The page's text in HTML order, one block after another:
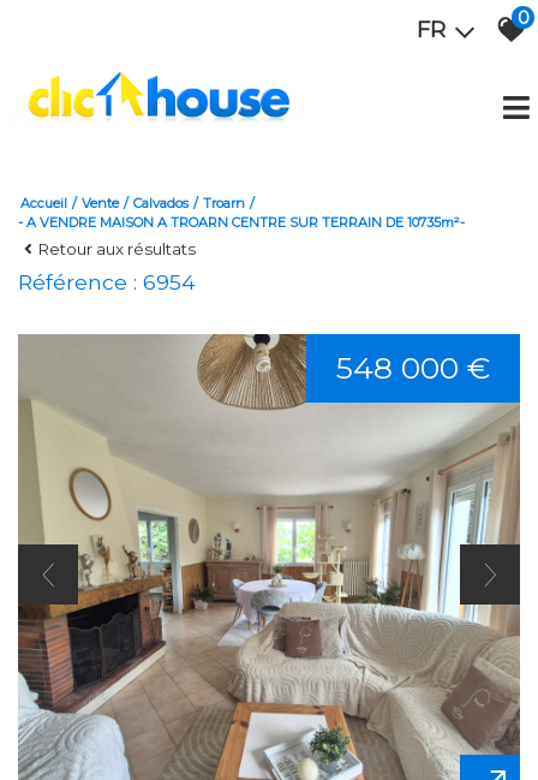
FR 0
Accueil Vente Calvados
Troarn
- A VENDRE MAISON A TROARN CENTRE SUR TERRAIN DE 10735m²-
Retour aux résultats
Référence : 6954
548 000 €